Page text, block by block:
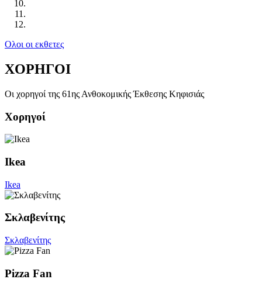
Ολοι οι εκθετες
ΧΟΡΗΓΟΙ
Οι χορηγοί της 61ης Ανθοκομικής Έκθεσης Κηφισιάς
Χορηγοί
Ikea
Ikea
Σκλαβενίτης
Σκλαβενίτης
Pizza Fan